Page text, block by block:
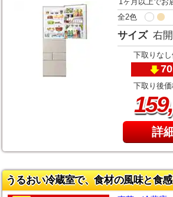
全2色
サイズ 右
下取りな
下取り後
159,
詳
うるおい冷蔵室で、食材の風味と食